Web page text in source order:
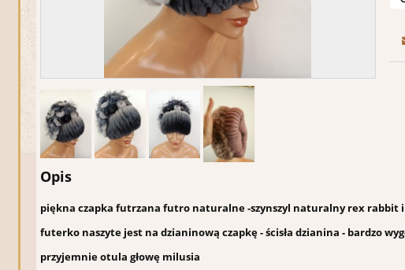
Opis
piękna czapka futrzana futro naturalne -szynszyl naturalny rex rabbit i
futerko naszyte jest na dzianinową czapkę - ścisła dzianina - bardzo
przyjemnie otula głowę milusia